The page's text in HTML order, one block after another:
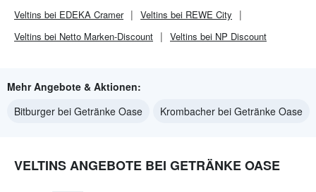
Veltins bei EDEKA Cramer
Veltins bei REWE City
Veltins bei Netto Marken-Discount
Veltins bei NP Discount
Mehr Angebote & Aktionen:
Bitburger bei Getränke Oase
Krombacher bei Getränke Oase
VELTINS ANGEBOTE BEI GETRÄNKE OASE